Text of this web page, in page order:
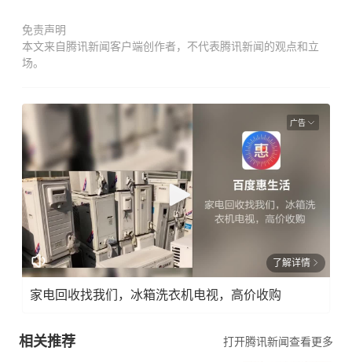
免责声明
本文来自腾讯新闻客户端创作者，不代表腾讯新闻的观点和立
场。
广告
了解详情
家电回收找我们，冰箱洗衣机电视，高价收购
相关推荐 打开腾讯新闻查看更多